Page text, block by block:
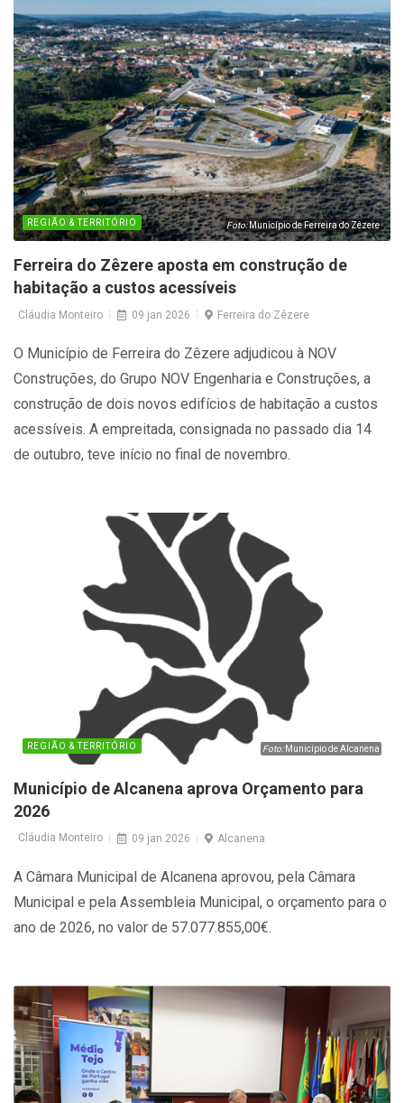
REGIÃO & TERRITÓRIO Foto:Município de Ferreira do Zêzere
Ferreira do Zêzere aposta em construção de
habitação a custos acessíveis
Cláudia Monteiro 09 jan 2026 Ferreira do Zêzere
O Município de Ferreira do Zêzere adjudicou à NOV
Construções, do Grupo NOV Engenharia e Construções, a
construção de dois novos edifícios de habitação a custos
acessíveis. A empreitada, consignada no passado dia 14
de outubro, teve início no final de novembro.
REGIÃO & TERRITÓRIO Foto: Município de Alcanena
Município de Alcanena aprova Orçamento para
2026
Cláudia Monteiro 09 jan 2026 Alcanena
A Câmara Municipal de Alcanena aprovou, pela Câmara
Municipal e pela Assembleia Municipal, o orçamento para o
ano de 2026, no valor de 57.077.855,00€.